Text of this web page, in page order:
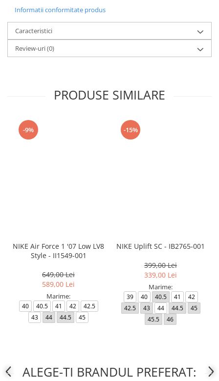
Informatii conformitate produs
Caracteristici
Review-uri(0)
PRODUSE SIMILARE
-9%
NIKE Air Force 1 '07 Low LV8
Style - II1549-001
649,00 Lei
589,00 Lei
Marime:
40 40.5 41 42
42.5
43
44 44.5 45
-15%
NIKE Uplift SC - IB2765-001
399,00 Lei
339,00 Lei
Marime:
39 40 40.5 41
42
42.5
43 44 44.5
45
45.5
46
ALEGE-TI BRANDUL PREFERAT: